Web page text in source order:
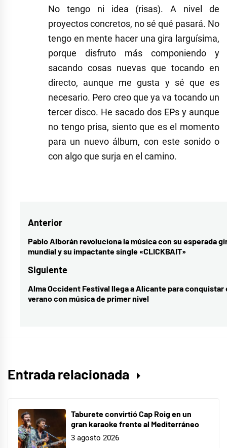
No tengo ni idea (risas). A nivel de
proyectos concretos, no sé qué pasará. No
tengo en mente hacer una gira larguísima,
porque disfruto más componiendo y
sacando cosas nuevas que tocando en
directo, aunque me gusta y sé que es
necesario. Pero creo que ya va tocando un
tercer disco. He sacado dos EPs y aunque
no tengo prisa, siento que es el momento
para un nuevo álbum, con este sonido o
con algo que surja en el camino.
música
española
música
nacional
Navegación
de
entradas
Anterior
Entrada
anterior:
Pablo Alborán revoluciona la música con su esperada
mundial y su impactante single «CLICKBAIT»
Siguiente
Entrada
siguiente:
Alma Occident Festival llega a Alicante para conquistar
verano con música de primer nivel
Entrada relacionada
Taburete convirtió Cap Roig en un
gran karaoke frente al Mediterráneo
3 agosto 2026